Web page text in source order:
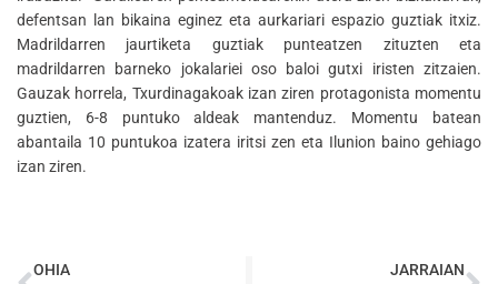
defentsan lan bikaina eginez eta aurkariari espazio guztiak itxiz.
Madrildarren jaurtiketa guztiak punteatzen zituzten eta
madrildarren barneko jokalariei oso baloi gutxi iristen zitzaien.
Gauzak horrela, Txurdinagakoak izan ziren protagonista momentu
guztien, 6-8 puntuko aldeak mantenduz. Momentu batean
abantaila 10 puntukoa izatera iritsi zen eta Ilunion baino gehiago
izan ziren.
OHIA JARRAIAN